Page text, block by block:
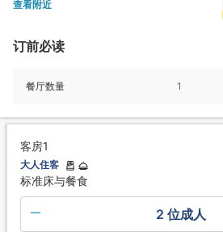
查看附近
订前必读
餐厅数量 1
客房1
大人住客
标准床与餐食
2 位成人